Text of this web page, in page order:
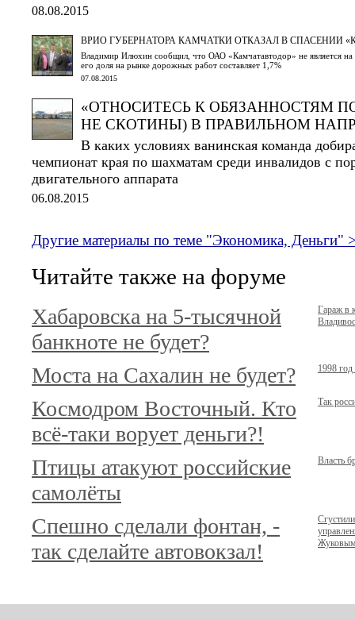
08.08.2015
ВРИО ГУБЕРНАТОРА КАМЧАТКИ ОТКАЗАЛ В СПАСЕНИИ
Владимир Илюхин сообщил, что ОАО «Камчатавтодор» не является
его доля на рынке дорожных работ составляет 1,7%
07.08.2015
«ОТНОСИТЕСЬ К ОБЯЗАННОСТЯМ
НЕ СКОТИНЫ) В ПРАВИЛЬНОМ
В каких условиях ванинская команда
чемпионат края по шахматам среди инвалидов с
двигательного аппарата
06.08.2015
Другие материалы по теме "Экономика, Деньги"
Читайте также на форуме
Хабаровска на 5-тысячной
банкноте не будет?
Гараж в
Моста на Сахалин не будет? 1998 год
Космодром Восточный. Кто
всё-таки ворует деньги?!
Так
Птицы атакуют российские
самолёты
Власть
Спешно сделали фонтан, -
так сделайте автовокзал!